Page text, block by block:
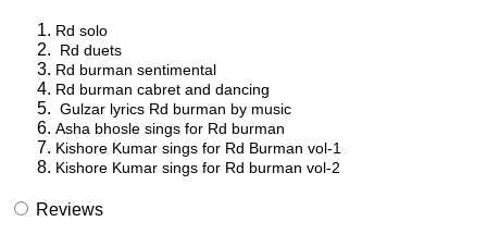
Rd solo
Rd duets
Rd burman sentimental
Rd burman cabret and dancing
Gulzar lyrics Rd burman by music
Asha bhosle sings for Rd burman
Kishore Kumar sings for Rd Burman vol-1
Kishore Kumar sings for Rd burman vol-2
Reviews